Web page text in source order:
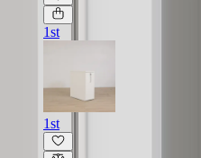
1st
1st